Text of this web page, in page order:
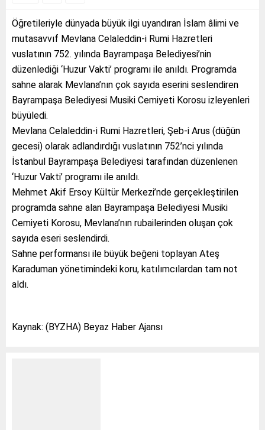
Öğretileriyle dünyada büyük ilgi uyandıran İslam âlimi ve
mutasavvıf Mevlana Celaleddin-i Rumi Hazretleri
vuslatının 752. yılında Bayrampaşa Belediyesi’nin
düzenlediği ‘Huzur Vakti’ programı ile anıldı. Programda
sahne alarak Mevlana’nın çok sayıda eserini seslendiren
Bayrampaşa Belediyesi Musiki Cemiyeti Korosu izleyenleri
büyüledi.
Mevlana Celaleddin-i Rumi Hazretleri, Şeb-i Arus (düğün
gecesi) olarak adlandırdığı vuslatının 752’nci yılında
İstanbul Bayrampaşa Belediyesi tarafından düzenlenen
‘Huzur Vakti’ programı ile anıldı.
Mehmet Akif Ersoy Kültür Merkezi’nde gerçekleştirilen
programda sahne alan Bayrampaşa Belediyesi Musiki
Cemiyeti Korosu, Mevlana’nın rubailerinden oluşan çok
sayıda eseri seslendirdi.
Sahne performansı ile büyük beğeni toplayan Ateş
Karaduman yönetimindeki koru, katılımcılardan tam not
aldı.
Kaynak: (BYZHA) Beyaz Haber Ajansı